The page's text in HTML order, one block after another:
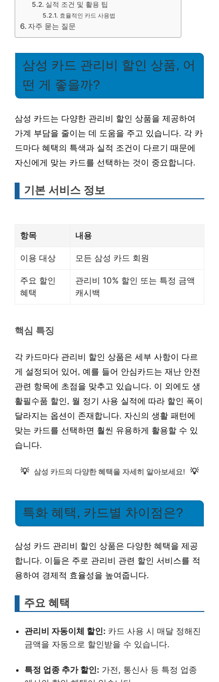
실적 조건 및 활용 팁
효율적인 카드 사용법
자주 묻는 질문
삼성 카드 관리비 할인 상품, 어
떤 게 좋을까?
삼성 카드는 다양한 관리비 할인 상품을 제공하여
가계 부담을 줄이는 데 도움을 주고 있습니다. 각 카
드마다 혜택의 특색과 실적 조건이 다르기 때문에
자신에게 맞는 카드를 선택하는 것이 중요합니다.
기본 서비스 정보
항목 내용
이용 대상 모든 삼성 카드 회원
주요 할인
혜택
관리비 10% 할인 또는 특정 금액
캐시백
핵심 특징
각 카드마다 관리비 할인 상품은 세부 사항이 다르
게 설정되어 있어, 예를 들어 안심카드는 재난 안전
관련 항목에 초점을 맞추고 있습니다. 이 외에도 생
활필수품 할인, 월 정기 사용 실적에 따라 할인 폭이
달라지는 옵션이 존재합니다. 자신의 생활 패턴에
맞는 카드를 선택하면 훨씬 유용하게 활용할 수 있
습니다.
💡 삼성 카드의 다양한 혜택을 자세히 알아보세요! 💡
특화 혜택, 카드별 차이점은?
삼성 카드 관리비 할인 상품은 다양한 혜택을 제공
합니다. 이들은 주로 관리비 관련 할인 서비스를 적
용하여 경제적 효율성을 높여줍니다.
주요 혜택
관리비 자동이체 할인: 카드 사용 시 매달 정해진
금액을 자동으로 할인받을 수 있습니다.
특정 업종 추가 할인: 가전, 통신사 등 특정 업종